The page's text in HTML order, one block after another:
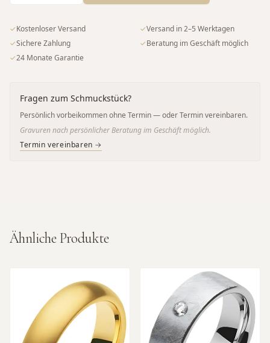
✓Kostenloser Versand ✓Versand in 2–5 Werktagen
✓Sichere Zahlung ✓Beratung im Geschäft möglich
✓24 Monate Garantie
Fragen zum Schmuckstück?
Persönlich vorbeikommen ohne Termin — oder Termin vereinbaren.
Gravuren nach persönlicher Beratung im Geschäft möglich.
Termin vereinbaren →
Ähnliche Produkte